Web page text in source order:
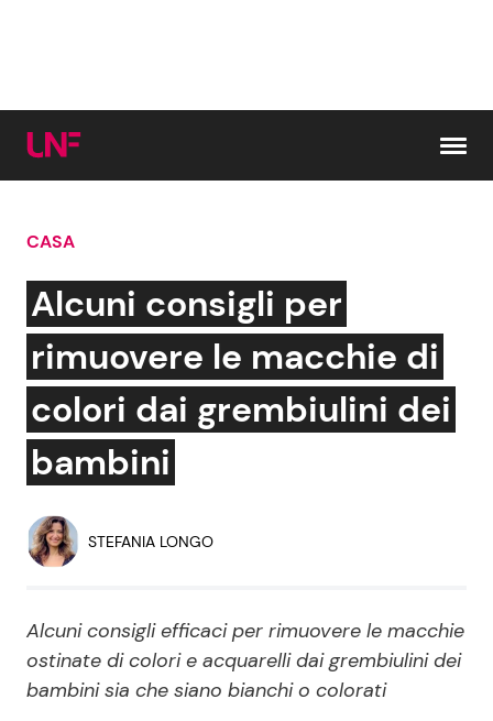
Cerca:
News e Cronaca
Attualità Italiana
Dal Mondo
Economia
Persone Scomparse
Politica
Gossip e TV
Bellezze VIP
Reality e Talent
Soap Opera
CASA
Alcuni consigli per
rimuovere le macchie di
colori dai grembiulini dei
bambini
STEFANIA LONGO
Alcuni consigli efficaci per rimuovere le macchie
ostinate di colori e acquarelli dai grembiulini dei
bambini sia che siano bianchi o colorati